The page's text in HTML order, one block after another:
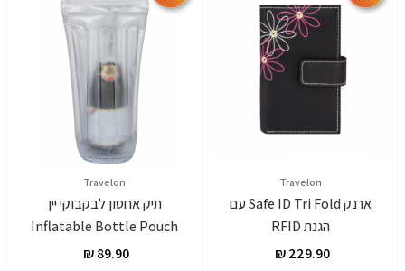
Travelon
ארנק Safe ID Tri Fold עם
הגנת RFID
‏229.90 ₪
Travelon
תיק אחסון לבקבוקי יין
Inflatable Bottle Pouch